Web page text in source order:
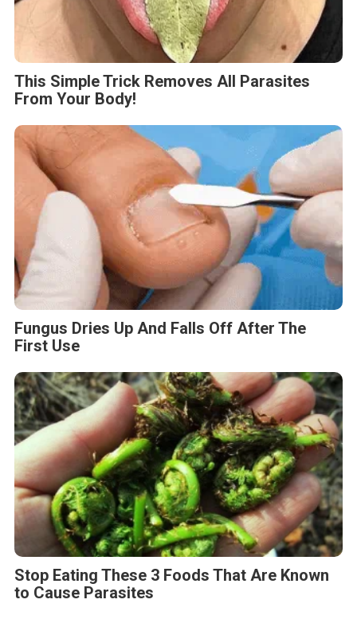
This Simple Trick Removes All Parasites
From Your Body!
Fungus Dries Up And Falls Off After The
First Use
Stop Eating These 3 Foods That Are Known
to Cause Parasites